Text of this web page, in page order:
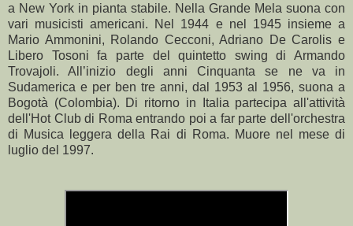
a New York in pianta stabile. Nella Grande Mela suona con
vari musicisti americani. Nel 1944 e nel 1945 insieme a
Mario Ammonini, Rolando Cecconi, Adriano De Carolis e
Libero Tosoni fa parte del quintetto swing di Armando
Trovajoli. All’inizio degli anni Cinquanta se ne va in
Sudamerica e per ben tre anni, dal 1953 al 1956, suona a
Bogotà (Colombia). Di ritorno in Italia partecipa all'attività
dell'Hot Club di Roma entrando poi a far parte dell'orchestra
di Musica leggera della Rai di Roma. Muore nel mese di
luglio del 1997.